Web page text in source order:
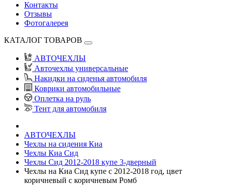
Контакты
Отзывы
Фотогалерея
КАТАЛОГ ТОВАРОВ
АВТОЧЕХЛЫ
Авточехлы универсальные
Накидки на сиденья автомобиля
Коврики автомобильные
Оплетка на руль
Тент для автомобиля
АВТОЧЕХЛЫ
Чехлы на сидения Киа
Чехлы Киа Сид
Чехлы Сид 2012-2018 купе 3-дверный
Чехлы на Киа Сид купе с 2012-2018 год, цвет
коричневый с коричневым Ромб